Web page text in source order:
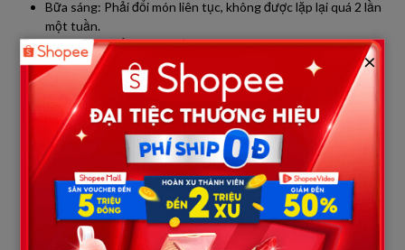
Bữa sáng: Phải đổi món liên tục, không được lặp lại quá 2 lần
một tuần.
Bữa trưa và tối: Luôn phải có 3 món mặn và 1 món canh.
Thức ăn phải tươi, không được dùng đồ hâm lại từ bữa
trước.
Nhà cửa: Phải lau bằng tay, không dùng robot hút bụi vì ông
không thích tiếng ồn. Quần áo của ông phải giặt riêng, ủi
phẳng phiu từng nếp gấp.
Chưa hết, ông còn áp đặt cả thói quen cá nhân lên tôi: — Bà bỏ
cái thói quen nằm xem điện thoại trước khi đi ngủ đi, sóng điện
từ không tốt. Buổi tối sau khi dọn dẹp xong, bà massage vai gáy
cho tôi khoảng nửa tiếng nhé, dạo này tôi đau mỏi quá.
×